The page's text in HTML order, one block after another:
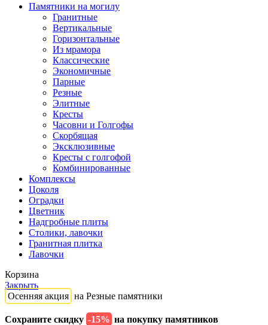
Памятники на могилу
Гранитные
Вертикальные
Горизонтальные
Из мрамора
Классические
Экономичные
Парные
Резные
Элитные
Кресты
Часовни и Голгофы
Скорбящая
Эксклюзивные
Кресты с голгофой
Комбинированные
Комплексы
Цоколя
Оградки
Цветник
Надгробные плиты
Столики, лавочки
Гранитная плитка
Лавочки
Корзина
Закрыть
Осенняя акция на Резные памятники
Сохраните скидку -15% на покупку памятников